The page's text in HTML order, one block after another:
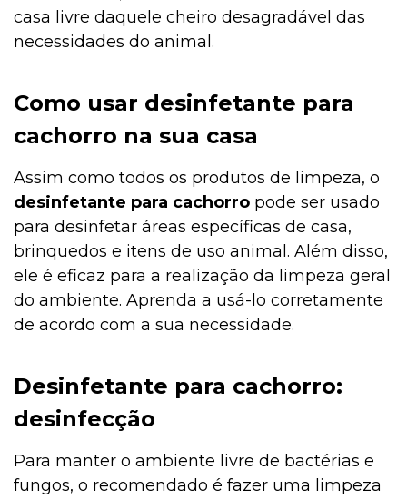
casa livre daquele cheiro desagradável das
necessidades do animal.
Como usar desinfetante para
cachorro na sua casa
Assim como todos os produtos de limpeza, o
desinfetante para cachorro pode ser usado
para desinfetar áreas específicas de casa,
brinquedos e itens de uso animal. Além disso,
ele é eficaz para a realização da limpeza geral
do ambiente. Aprenda a usá-lo corretamente
de acordo com a sua necessidade.
Desinfetante para cachorro:
desinfecção
Para manter o ambiente livre de bactérias e
fungos, o recomendado é fazer uma limpeza